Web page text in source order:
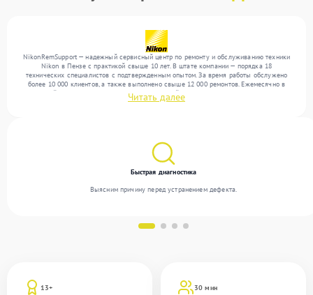
NikonRemSupport — надежный сервисный центр по ремонту и обслуживанию техники
Nikon в Пензе с практикой свыше 10 лет. В штате компании — порядка 18
технических специалистов с подтвержденным опытом. За время работы обслужено
более 10 000 клиентов, а также выполнено свыше 12 000 ремонтов. Ежемесячно в
сервисный центр поступает более 300 обращений, включая , , . Мы беремся за задачи
любой сложности и предлагаем стабильный уровень сервиса благодаря опыту
Читать далее
13+
30 мин
Быстрая диагностика
Выясним причину перед устранением дефекта.